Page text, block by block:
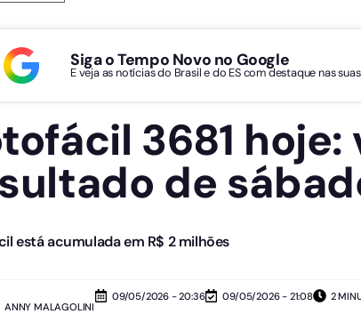
Siga o Tempo Novo no Google
E veja as notícias do Brasil e do ES com destaque nas
3681
de
está acumulada em R$ 2 milhões
ANNY MALAGOLINI
09/05/2026 - 20:36 09/05/2026 - 21:08 2